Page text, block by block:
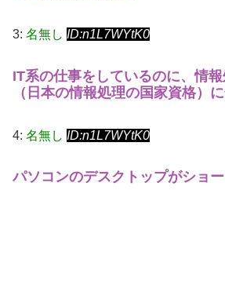
3: 名無し ID:n1L7WYtK0
IT系の仕事をしているのに、情
（日本の情報処理の国家資格）
4: 名無し ID:n1L7WYtK0
パソコンのデスクトップがショ